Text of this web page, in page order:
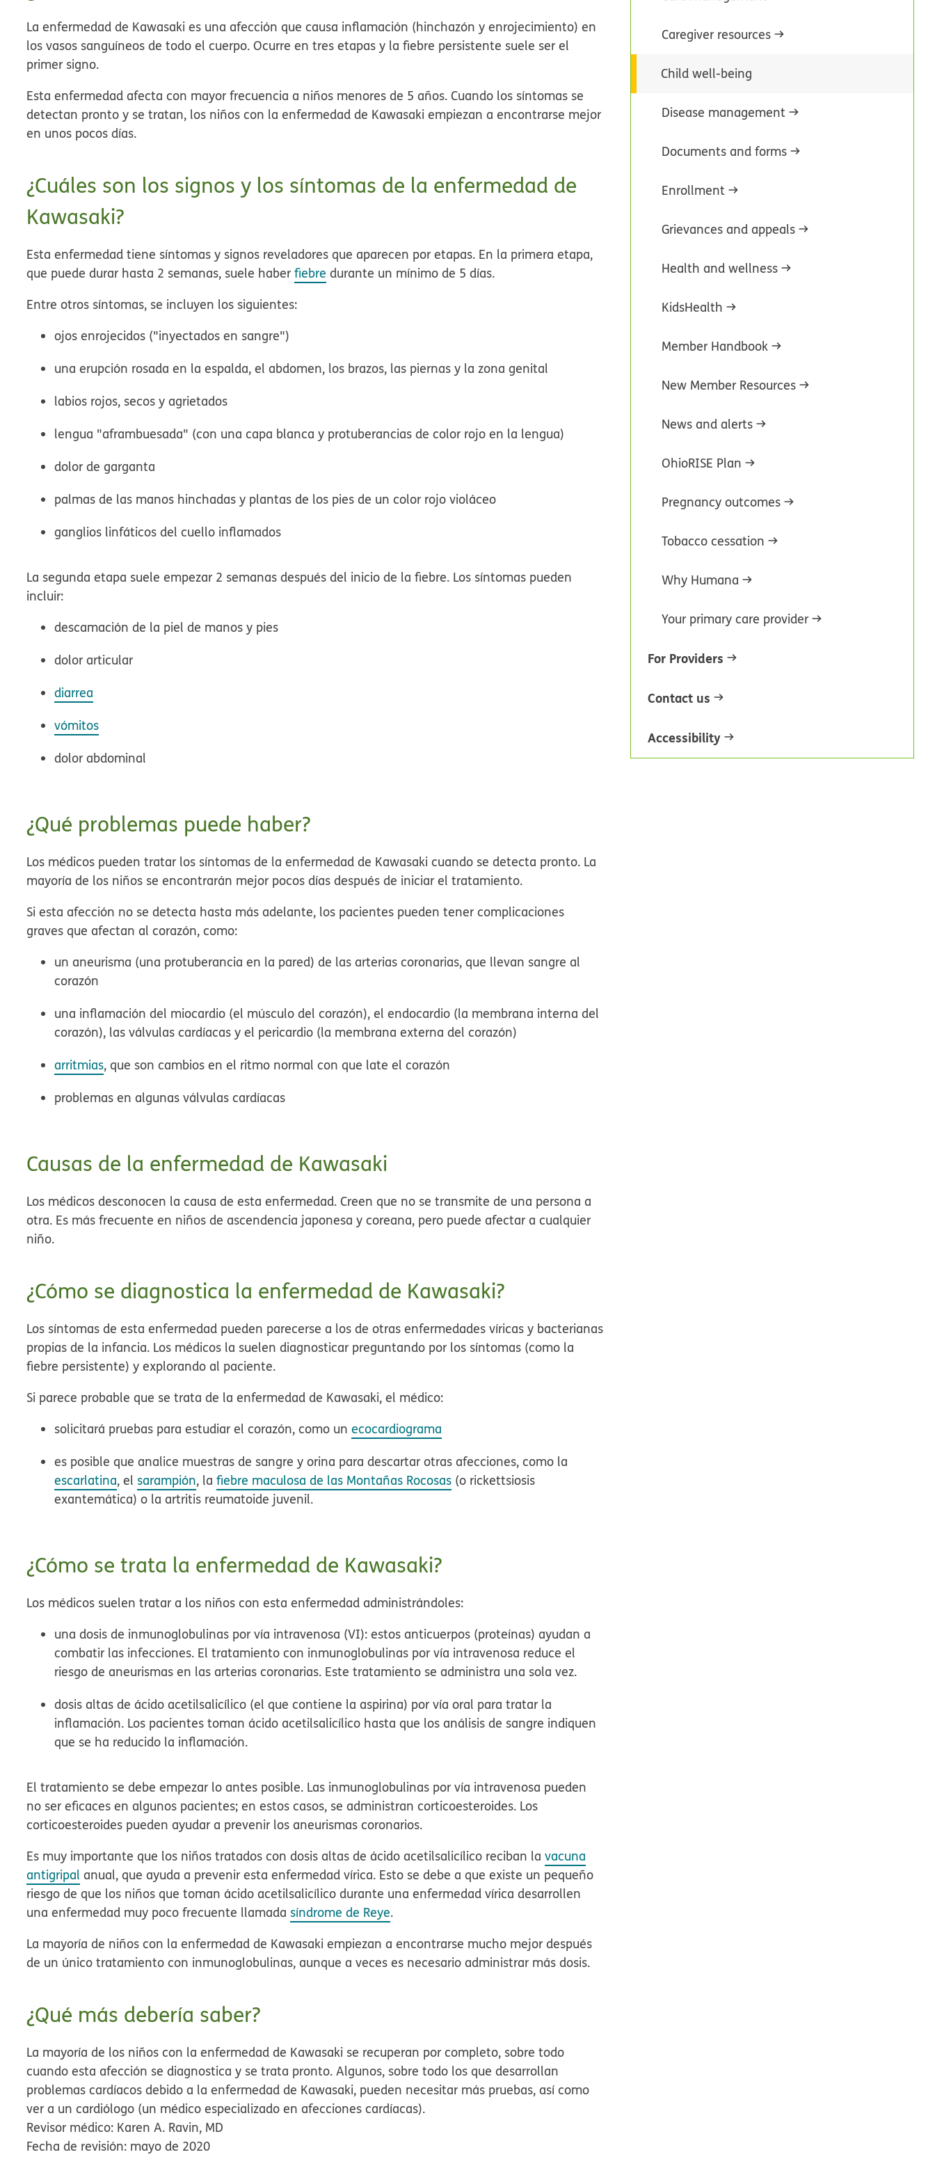
La enfermedad de Kawasaki es una afección que causa inflamación (hinchazón y enrojecimiento) en
los vasos sanguíneos de todo el cuerpo. Ocurre en tres etapas y la fiebre persistente suele ser el
primer signo.
Esta enfermedad afecta con mayor frecuencia a niños menores de 5 años. Cuando los síntomas se
detectan pronto y se tratan, los niños con la enfermedad de Kawasaki empiezan a encontrarse mejor
en unos pocos días.
¿Cuáles son los signos y los síntomas de la enfermedad de
Kawasaki?
Esta enfermedad tiene síntomas y signos reveladores que aparecen por etapas. En la primera etapa,
que puede durar hasta 2 semanas, suele haberfiebre durante un mínimo de 5 días.
Entre otros síntomas, se incluyen los siguientes:
ojos enrojecidos ("inyectados en sangre")
una erupción rosada en la espalda, el abdomen, los brazos, las piernas y la zona genital
labios rojos, secos y agrietados
lengua "aframbuesada" (con una capa blanca y protuberancias de color rojo en la lengua)
dolor de garganta
palmas de las manos hinchadas y plantas de los pies de un color rojo violáceo
ganglios linfáticos del cuello inflamados
La segunda etapa suele empezar 2 semanas después del inicio de la fiebre. Los síntomas pueden
incluir:
descamación de la piel de manos y pies
dolor articular
diarrea
vómitos
dolor abdominal
¿Qué problemas puede haber?
Los médicos pueden tratar los síntomas de la enfermedad de Kawasaki cuando se detecta pronto. La
mayoría de los niños se encontrarán mejor pocos días después de iniciar el tratamiento.
Si esta afección no se detecta hasta más adelante, los pacientes pueden tener complicaciones
graves que afectan al corazón, como:
un aneurisma (una protuberancia en la pared) de las arterias coronarias, que llevan sangre al
corazón
una inflamación del miocardio (el músculo del corazón), el endocardio (la membrana interna del
corazón), las válvulas cardíacas y el pericardio (la membrana externa del corazón)
arritmias, que son cambios en el ritmo normal con que late el corazón
problemas en algunas válvulas cardíacas
Causas de la enfermedad de Kawasaki
Los médicos desconocen la causa de esta enfermedad. Creen que no se transmite de una persona a
otra. Es más frecuente en niños de ascendencia japonesa y coreana, pero puede afectar a cualquier
niño.
¿Cómo se diagnostica la enfermedad de Kawasaki?
Los síntomas de esta enfermedad pueden parecerse a los de otras enfermedades víricas y bacterianas
propias de la infancia. Los médicos la suelen diagnosticar preguntando por los síntomas (como la
fiebre persistente) y explorando al paciente.
Si parece probable que se trata de la enfermedad de Kawasaki, el médico:
solicitará pruebas para estudiar el corazón, como unecocardiograma
es posible que analice muestras de sangre y orina para descartar otras afecciones, como la
escarlatina, el sarampión, lafiebre maculosa de las Montañas Rocosas (o rickettsiosis
exantemática) o la artritis reumatoide juvenil.
¿Cómo se trata la enfermedad de Kawasaki?
Los médicos suelen tratar a los niños con esta enfermedad administrándoles:
una dosis de inmunoglobulinas por vía intravenosa (VI): estos anticuerpos (proteínas) ayudan a
combatir las infecciones. El tratamiento con inmunoglobulinas por vía intravenosa reduce el
riesgo de aneurismas en las arterias coronarias. Este tratamiento se administra una sola vez.
dosis altas de ácido acetilsalicílico (el que contiene la aspirina) por vía oral para tratar la
inflamación. Los pacientes toman ácido acetilsalicílico hasta que los análisis de sangre indiquen
que se ha reducido la inflamación.
El tratamiento se debe empezar lo antes posible. Las inmunoglobulinas por vía intravenosa pueden
no ser eficaces en algunos pacientes; en estos casos, se administran corticoesteroides. Los
corticoesteroides pueden ayudar a prevenir los aneurismas coronarios.
Es muy importante que los niños tratados con dosis altas de ácido acetilsalicílico reciban lavacuna
antigripal anual, que ayuda a prevenir esta enfermedad vírica. Esto se debe a que existe un pequeño
riesgo de que los niños que toman ácido acetilsalicílico durante una enfermedad vírica desarrollen
una enfermedad muy poco frecuente llamada síndrome de Reye.
La mayoría de niños con la enfermedad de Kawasaki empiezan a encontrarse mucho mejor después
de un único tratamiento con inmunoglobulinas, aunque a veces es necesario administrar más dosis.
¿Qué más debería saber?
La mayoría de los niños con la enfermedad de Kawasaki se recuperan por completo, sobre todo
cuando esta afección se diagnostica y se trata pronto. Algunos, sobre todo los que desarrollan
problemas cardíacos debido a la enfermedad de Kawasaki, pueden necesitar más pruebas, así como
ver a un cardiólogo (un médico especializado en afecciones cardíacas).
Revisor médico: Karen A. Ravin, MD
Fecha de revisión: mayo de 2020
Caregiver resources
Child well-being
Disease management
Documents and forms
Enrollment
Grievances and appeals
Health and wellness
KidsHealth
Member Handbook
New Member Resources
News and alerts
OhioRISE Plan
Pregnancy outcomes
Tobacco cessation
Why Humana
Your primary care provider
For Providers
Contact us
Accessibility